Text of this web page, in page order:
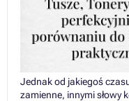
Jednak od jakiegoś
zamienne, innymi słowy